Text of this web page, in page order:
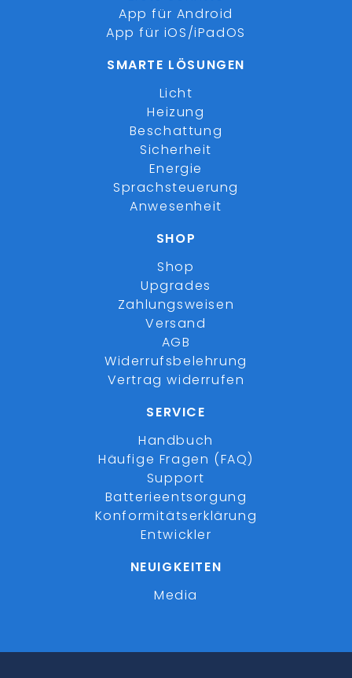
App für Android
App für iOS/iPadOS
SMARTE LÖSUNGEN
Licht
Heizung
Beschattung
Sicherheit
Energie
Sprachsteuerung
Anwesenheit
SHOP
Shop
Upgrades
Zahlungsweisen
Versand
AGB
Widerrufsbelehrung
Vertrag widerrufen
SERVICE
Handbuch
Häufige Fragen (FAQ)
Support
Batterieentsorgung
Konformitätserklärung
Entwickler
NEUIGKEITEN
Media